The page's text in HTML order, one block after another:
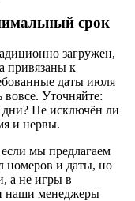
срок
загружен,
привязаны к
даты июля
вовсе. Уточняйте:
дни? Не исключён ли
и нервы.
мы предлагаем
номеров и даты, но
а не игры в
наши менеджеры